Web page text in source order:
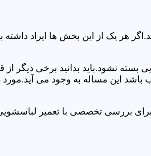
هر یک از این بخش ها ایراد داشته
نشود.باید بدانید برخی دیگر از
این مساله به وجود می آید.مورد
بررسی تخصصی با تعمیر